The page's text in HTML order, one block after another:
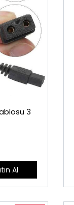
3
Al